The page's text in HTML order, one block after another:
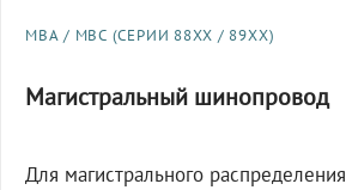
МВА / МВС (СЕРИИ 88XX / 89XX)
Магистральный шинопровод
Для магистрального распределения